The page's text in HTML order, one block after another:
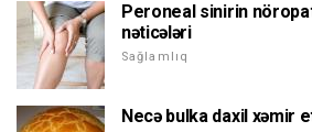
Peroneal sinirin
nəticələri
Sağlamlıq
Necə bulka daxil xəmir